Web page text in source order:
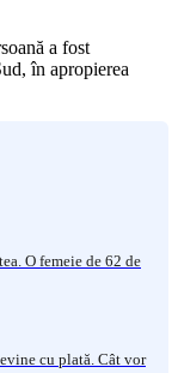
a fost
în apropierea
O femeie de 62 de
cu plată. Cât vor